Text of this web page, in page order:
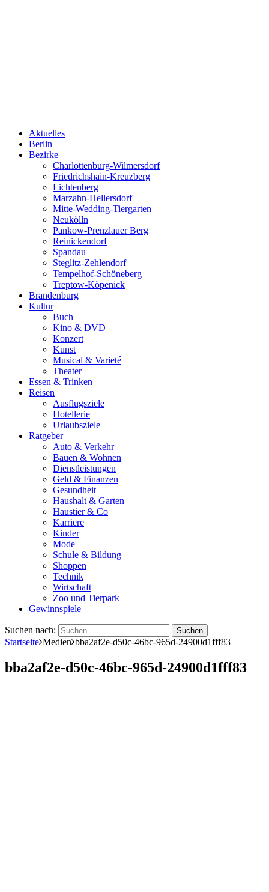
Aktuelles
Berlin
Bezirke
Charlottenburg-Wilmersdorf
Friedrichshain-Kreuzberg
Lichtenberg
Marzahn-Hellersdorf
Mitte-Wedding-Tiergarten
Neukölln
Pankow-Prenzlauer Berg
Reinickendorf
Spandau
Steglitz-Zehlendorf
Tempelhof-Schöneberg
Treptow-Köpenick
Brandenburg
Kultur
Buch
Kino & DVD
Konzert
Kunst
Musical & Varieté
Theater
Essen & Trinken
Reisen
Ausflugsziele
Hotellerie
Urlaubsziele
Ratgeber
Auto & Verkehr
Bauen & Wohnen
Dienstleistungen
Geld & Finanzen
Gesundheit
Haushalt & Garten
Haustier & Co
Karriere
Kinder
Mode
Schule & Bildung
Shoppen
Technik
Wirtschaft
Zoo und Tierpark
Gewinnspiele
Suchen nach:
Startseite Medien bba2af2e-d50c-46bc-965d-24900d1fff83
bba2af2e-d50c-46bc-965d-24900d1fff83